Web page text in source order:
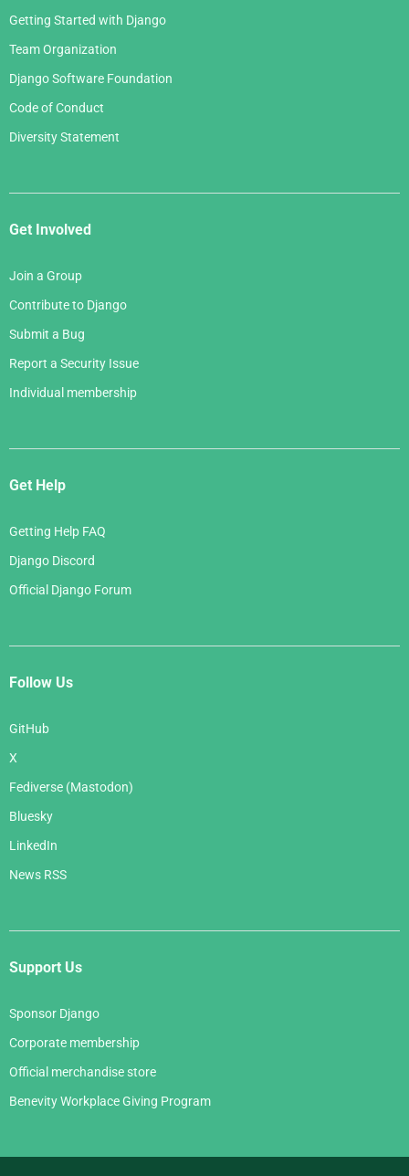
Getting Started with Django
Team Organization
Django Software Foundation
Code of Conduct
Diversity Statement
Get Involved
Join a Group
Contribute to Django
Submit a Bug
Report a Security Issue
Individual membership
Get Help
Getting Help FAQ
Django Discord
Official Django Forum
Follow Us
GitHub
X
Fediverse (Mastodon)
Bluesky
LinkedIn
News RSS
Support Us
Sponsor Django
Corporate membership
Official merchandise store
Benevity Workplace Giving Program